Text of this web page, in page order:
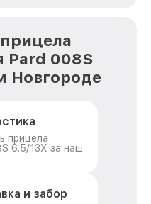
Pard 008S
Новгороде
прицела
6.5/13X за наш
и забор